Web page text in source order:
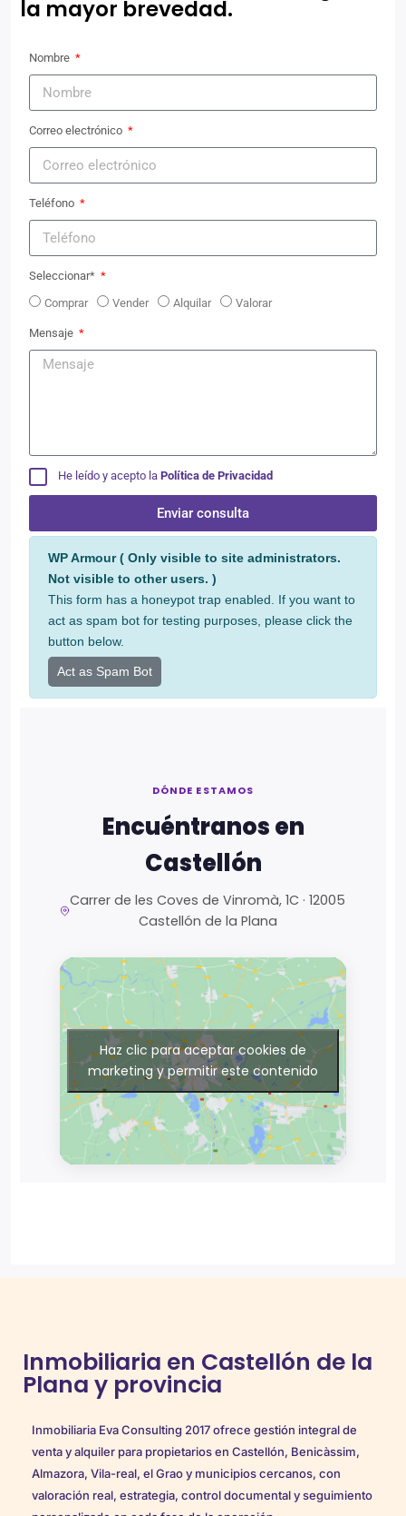
la mayor brevedad.
Nombre
Correo electrónico
Teléfono
Seleccionar*
Comprar
Vender Alquilar Valorar
Mensaje
He leído y acepto la Política de Privacidad
Enviar consulta
Alternative:
WP Armour ( Only visible to site administrators.
Not visible to other users. )
This form has a honeypot trap enabled. If you want to
act as spam bot for testing purposes, please click the
button below.
Act as Spam Bot
DÓNDE ESTAMOS
Encuéntranos en
Castellón
Carrer de les Coves de Vinromà, 1C · 12005
Castellón de la Plana
Haz clic para aceptar cookies de
marketing y permitir este contenido
Inmobiliaria en Castellón de la
Plana y provincia
Inmobiliaria Eva Consulting 2017 ofrece gestión integral de
venta y alquiler para propietarios en Castellón, Benicàssim,
Almazora, Vila-real, el Grao y municipios cercanos, con
valoración real, estrategia, control documental y seguimiento